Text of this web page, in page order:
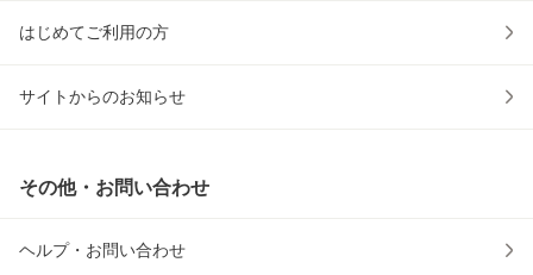
はじめてご利用の方
サイトからのお知らせ
その他・お問い合わせ
ヘルプ・お問い合わせ